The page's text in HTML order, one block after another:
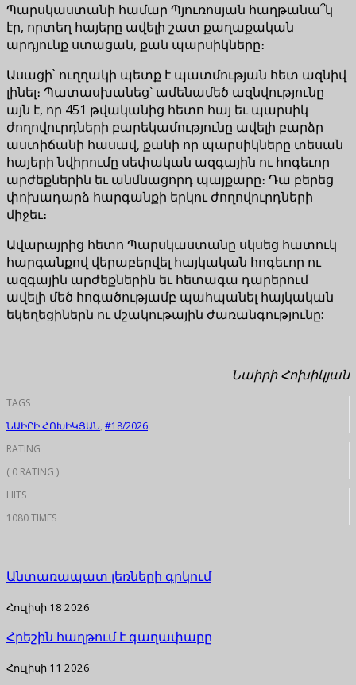
Պարսկաստանի համար Պյուռոսյան հաղթանա՞կ
էր, որտեղ հայերը ավելի շատ քաղաքական
արդյունք ստացան, քան պարսիկները։
Ասացի՝ ուղղակի պետք է պատմության հետ ազնիվ
լինել։ Պատասխանեց՝ ամենամեծ ազնվությունը
այն է, որ 451 թվականից հետո հայ եւ պարսիկ
ժողովուրդների բարեկամությունը ավելի բարձր
աստիճանի հասավ, քանի որ պարսիկները տեսան
հայերի նվիրումը սեփական ազգային ու հոգեւոր
արժեքներին եւ անմնացորդ պայքարը։ Դա բերեց
փոխադարձ հարգանքի երկու ժողովուրդների
միջեւ։
Ավարայրից հետո Պարսկաստանը սկսեց հատուկ
հարգանքով վերաբերվել հայկական հոգեւոր ու
ազգային արժեքներին եւ հետագա դարերում
ավելի մեծ հոգածությամբ պահպանել հայկական
եկեղեցիներն ու մշակութային ժառանգությունը:
Նաիրի Հոխիկյան
TAGS
ՆԱԻՐԻ ՀՈԽԻԿՅԱՆ, #18/2026
RATING
( 0 RATING )
HITS
1080 TIMES
Անտառապատ լեռների գրկում
Հուլիսի 18 2026
Հրեշին հաղթում է գաղափարը
Հուլիսի 11 2026